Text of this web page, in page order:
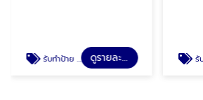
รับทำป้าย TAGS ดูรายละเอียด รับทำป้ายป้ายเเบบพับท